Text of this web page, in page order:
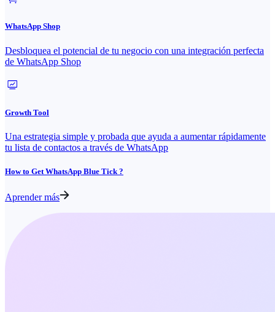
WhatsApp Shop
Desbloquea el potencial de tu negocio con una integración perfecta
de WhatsApp Shop
Growth Tool
Una estrategia simple y probada que ayuda a aumentar rápidamente
tu lista de contactos a través de WhatsApp
How to Get WhatsApp Blue Tick ?
Aprender más